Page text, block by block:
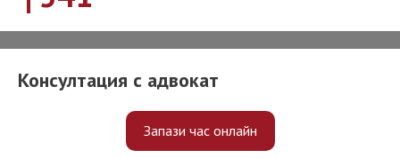
Консултация с адвокат
Запази час онлайн